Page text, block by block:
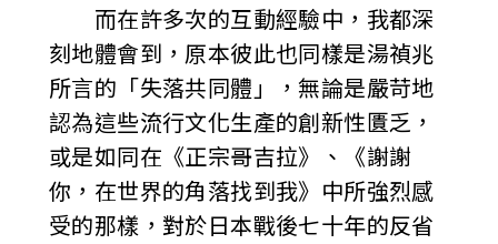
而在許多次的互動經驗中，我都深
刻地體會到，原本彼此也同樣是湯禎兆
所言的「失落共同體」，無論是嚴苛地
認為這些流行文化生產的創新性匱乏，
或是如同在《正宗哥吉拉》、《謝謝
你，在世界的角落找到我》中所強烈感
受的那樣，對於日本戰後七十年的反省